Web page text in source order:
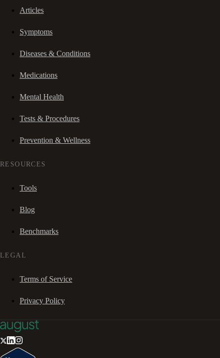
Articles
Symptoms
Diseases & Conditions
Medications
Mental Health
Tests & Procedures
Prevention & Wellness
RESOURCES
Tools
Blog
Benchmarks
LEGAL
Terms of Service
Privacy Policy